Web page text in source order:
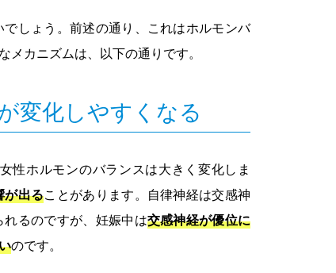
しょう。前述の通り、これはホルモンバ
カニズムは、以下の通りです。
変化しやすくなる
性ホルモンのバランスは大きく変化しま
が出ることがあります。自律神経は交感神
るのですが、妊娠中は交感神経が優位に
のです。